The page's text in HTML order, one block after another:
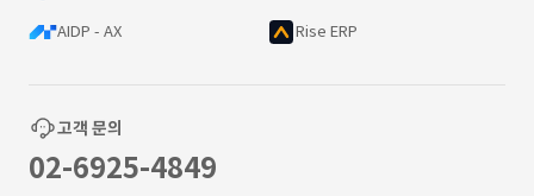
AIDP - AX Rise ERP
고객 문의
02-6925-4849